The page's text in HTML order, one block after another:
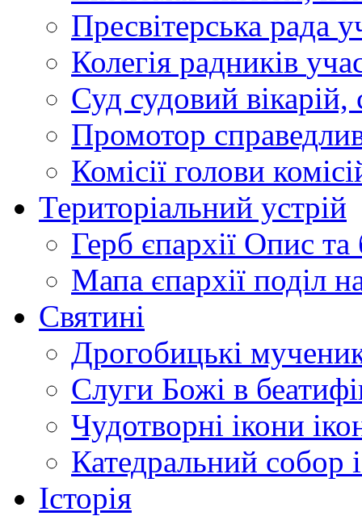
Пресвітерська рада
Колегія радників
Суд судовий вікарій,
Промотор
Комісії голови
Територіальний устрій
Герб єпархії Опис та
Мапа єпархії поділ
Святині
Дрогобицькі
Слуги Божі в
Чудотворні ікони
Катедральний собор
Історія